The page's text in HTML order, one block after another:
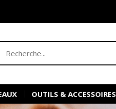
OUTILS & ACCESSOIRES